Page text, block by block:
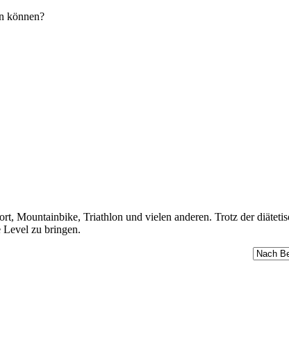
können?
Mountainbike, Triathlon und vielen anderen. Trotz der
Level zu bringen.